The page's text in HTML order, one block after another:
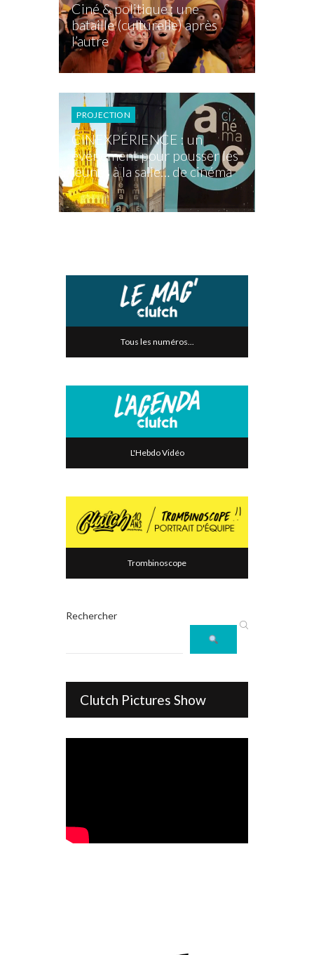
Ciné & politique : une
bataille (culturelle) après
l’autre
PROJECTION
CINEXPÉRIENCE : un
événement pour pousser les
jeunes à la salle… de cinéma
Tous les numéros...
L'Hebdo Vidéo
Trombinoscope
Rechercher
Clutch Pictures Show